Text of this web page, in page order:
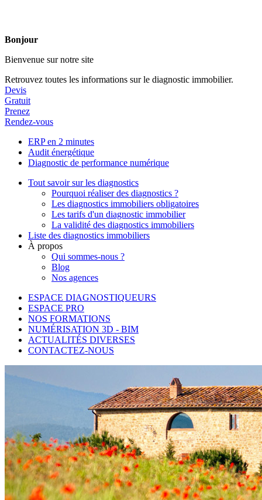
Bonjour
Bienvenue sur notre site
Retrouvez toutes les informations sur le diagnostic immobilier.
Devis
Gratuit
Prenez
Rendez-vous
ERP en 2 minutes
Audit énergétique
Diagnostic de performance numérique
Tout savoir sur les diagnostics
Pourquoi réaliser des diagnostics ?
Les diagnostics immobiliers obligatoires
Les tarifs d'un diagnostic immobilier
La validité des diagnostics immobiliers
Liste des diagnostics immobiliers
À propos
Qui sommes-nous ?
Blog
Nos agences
ESPACE DIAGNOSTIQUEURS
ESPACE PRO
NOS FORMATIONS
NUMÉRISATION 3D - BIM
ACTUALITÉS DIVERSES
CONTACTEZ-NOUS